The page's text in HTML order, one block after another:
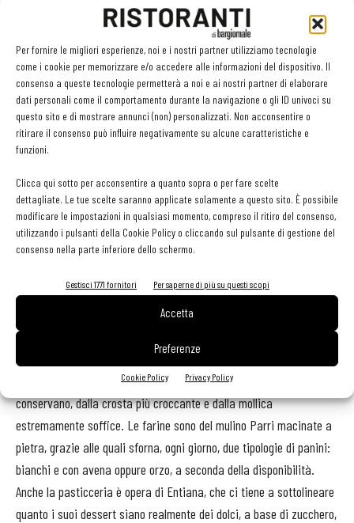
Per fornire le migliori esperienze, noi e i nostri partner utilizziamo tecnologie
come i cookie per memorizzare e/o accedere alle informazioni del dispositivo. Il
consenso a queste tecnologie permetterà a noi e ai nostri partner di elaborare
dati personali come il comportamento durante la navigazione o gli ID univoci su
questo sito e di mostrare annunci (non) personalizzati. Non acconsentire o
ritirare il consenso può influire negativamente su alcune caratteristiche e
funzioni.
Clicca qui sotto per acconsentire a quanto sopra o per fare scelte
dettagliate. Le tue scelte saranno applicate solamente a questo sito. È possibile
modificare le impostazioni in qualsiasi momento, compreso il ritiro del consenso,
utilizzando i pulsanti della Cookie Policy o cliccando sul pulsante di gestione del
consenso nella parte inferiore dello schermo.
Gestisci 1771 fornitori Per saperne di più su questi scopi
Accetta
Preferenze
Cookie Policy Privacy Policy
Se in sala sono i soci ad avere voce in capitolo su tutto, in cucina
lo scettro è nelle mani della chef Entiana Osmenzeza, che di
esperienza ne ha da vendere. Il menu non vede antipasti, primi e
secondi, ma è diviso in menu degustazione, cui si affiancano quelli
“Stato puro, tradizione e territorio” - in cui Entiana si fa ispirare
spazio ai prodotti migliori dei suoi fornitori abituali, prediligendo la
stagionalità e il buon rapporto qualità/prezzo.
La sua è una cucina schietta, immediata, senza fronzoli, sia per
ingredienti, sia nelle presentazioni, lineari, curate ma senza
esagerare con manierismi estetici.
Il pane merita un discorso a parte: il lievito madre è quello scelto
da Entiana, per il suo saper dar vita a prodotti che meglio si
conservano, dalla crosta più croccante e dalla mollica
estremamente soffice. Le farine sono del mulino Parri macinate a
pietra, grazie alle quali sforna, ogni giorno, due tipologie di panini:
bianchi e con avena oppure orzo, a seconda della disponibilità.
Anche la pasticceria è opera di Entiana, che ci tiene a sottolineare
quanto i suoi dessert siano realmente dei dolci, a base di zucchero,